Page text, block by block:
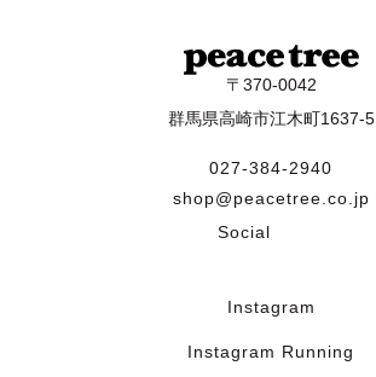
〒370-0042
群馬県高崎市江木町1637-5
027-384-2940
shop@peacetree.co.jp
Social
Instagram
Instagram Running